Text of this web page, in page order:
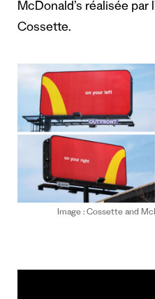
McDonald’s réalisée par
Cossette.
Image : Cossette and